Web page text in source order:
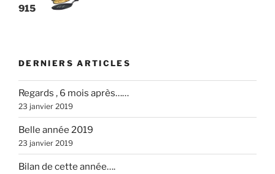
915
DERNIERS ARTICLES
Regards , 6 mois après……
23 janvier 2019
Belle année 2019
23 janvier 2019
Bilan de cette année….